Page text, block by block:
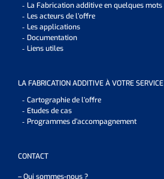
La Fabrication additive en quelques mots
Les acteurs de l’offre
Les applications
Documentation
Liens utiles
LA FABRICATION ADDITIVE À VOTRE SERVICE
Cartographie de l’offre
Etudes de cas
Programmes d’accompagnement
CONTACT
– Qui sommes-nous ?